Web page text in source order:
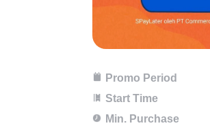
Promo Period
Start Time
Min. Purchase